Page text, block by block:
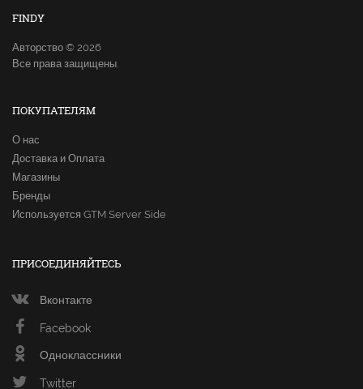
FINDY
Авторство © 2026
Все права защищены.
ПОКУПАТЕЛЯМ
О нас
Доставка и Оплата
Магазины
Бренды
Используется GTM Server Side
ПРИСОЕДИНЯЙТЕСЬ
Вконтакте
Facebook
Одноклассники
Twitter